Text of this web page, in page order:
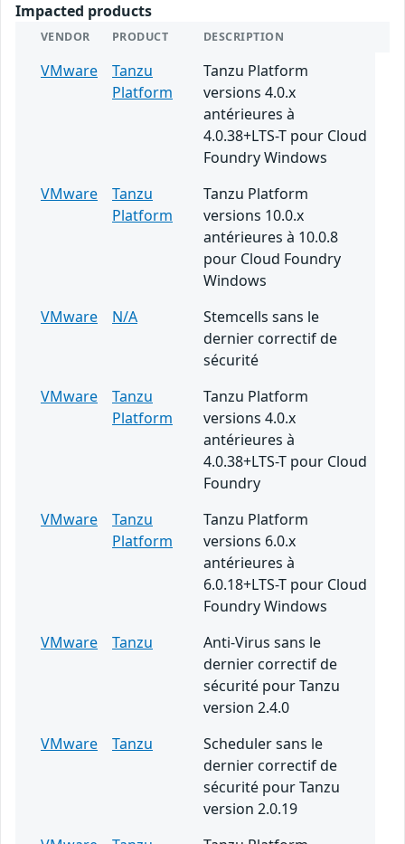
Impacted products
VENDOR PRODUCT DESCRIPTION
VMware
Tanzu
Platform
Tanzu Platform
versions 4.0.x
antérieures à
4.0.38+LTS-T pour Cloud
Foundry Windows
VMware
Tanzu
Platform
Tanzu Platform
versions 10.0.x
antérieures à 10.0.8
pour Cloud Foundry
Windows
VMware
N/A
Stemcells sans le
dernier correctif de
sécurité
VMware
Tanzu
Platform
Tanzu Platform
versions 4.0.x
antérieures à
4.0.38+LTS-T pour Cloud
Foundry
VMware
Tanzu
Platform
Tanzu Platform
versions 6.0.x
antérieures à
6.0.18+LTS-T pour Cloud
Foundry Windows
VMware
Tanzu
Anti-Virus sans le
dernier correctif de
sécurité pour Tanzu
version 2.4.0
VMware
Tanzu
Scheduler sans le
dernier correctif de
sécurité pour Tanzu
version 2.0.19